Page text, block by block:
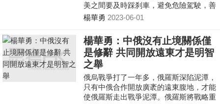
美之間要及時踩刹車，避免危險駕駛，善
於踩油門，推進互利合作。
楊華勇 2023-06-01
楊華勇：中俄沒有止境關係僅
是修辭 共同開放遠東才是明智
之舉
俄烏戰爭打了一年多，俄羅斯深陷泥潭，
只有中俄合作開放廣袤的遠東腹地，才能
使俄羅斯走出戰爭泥潭。俄羅斯將戰略重